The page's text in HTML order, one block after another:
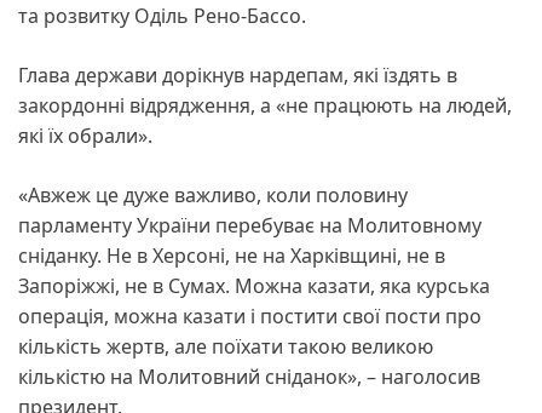
та розвитку Оділь Рено-Бассо.
Глава держави дорікнув нардепам, які їздять в
закордонні відрядження, а «не працюють на людей,
які їх обрали».
«Авжеж це дуже важливо, коли половину
парламенту України перебуває на Молитовному
сніданку. Не в Херсоні, не на Харківщині, не в
Запоріжжі, не в Сумах. Можна казати, яка курська
операція, можна казати і постити свої пости про
кількість жертв, але поїхати такою великою
кількістю на Молитовний сніданок», – наголосив
президент.